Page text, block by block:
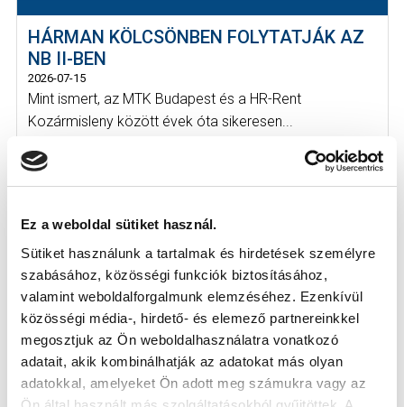
Ez a weboldal sütiket használ.
Sütiket használunk a tartalmak és hirdetések személyre
szabásához, közösségi funkciók biztosításához,
valamint weboldalforgalmunk elemzéséhez. Ezenkívül
közösségi média-, hirdető- és elemező partnereinkkel
megosztjuk az Ön weboldalhasználatra vonatkozó
adatait, akik kombinálhatják az adatokat más olyan
adatokkal, amelyeket Ön adott meg számukra vagy az
HÁRMAN KÖLCSÖNBEN FOLYTATJÁK AZ
NB II-BEN
2026-07-15
Mint ismert, az MTK Budapest és a HR-Rent
Kozármisleny között évek óta sikeresen...
KÖVETKEZŐ MÉRKŐZÉS
2026-08-07 17:30
ÚJ HIDEGKUTI NÁNDOR STADION